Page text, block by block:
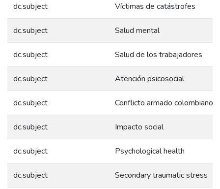
dc.subject Víctimas de catástrofes
dc.subject Salud mental
dc.subject Salud de los trabajadores
dc.subject Atención psicosocial
dc.subject Conflicto armado colombiano
dc.subject Impacto social
dc.subject Psychological health
dc.subject Secondary traumatic stress